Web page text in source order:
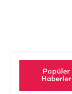
Popüler
Haberler